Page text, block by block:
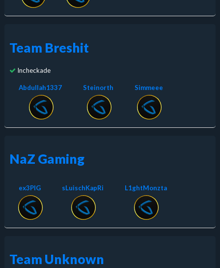
Team Breshit
Incheckade
Abdullah1337 Steinorth Simmeee
NaZ Gaming
ex3PIG sLuischKapRi L1ghtMonzta
Team Unknown